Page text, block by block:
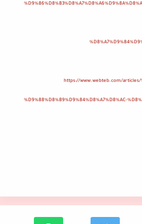
https://www.webteb.com/articles/
%D9%88%D8%B9%D9%84%D8%A7%D8%AC-